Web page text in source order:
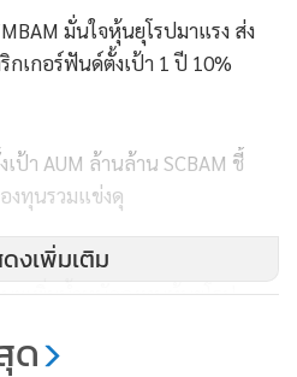
าสที่จะเติบโตเป็นหุ้นขนาดใหญ่
ตั้งแต่ช่วงต้นปีที่ผ่านมาปรับตัว
รื่องตัวเลขเศรษฐกิจที่ชะลอตัวและ
างไรก็ตาม แรงกดดันดังกล่าวน่า
ตัวเลขเศรษฐกิจหลายตัวกลับ
าที่เพิ่มขึ้นมากกว่าที่คาดไว้ และ
ที่ได้ขยายตัวสูงขึ้นเป็น
คม โดยสินเชื่อที่เพิ่มขึ้นนี้ทำให้
มั่นใจหุ้นยุโรปมาแรง ส่ง
กเกอร์ฟันด์ตั้งเป้า 1 ปี 10%
เป้า AUM ล้านล้าน SCBAM ชี้
งทุนรวมแข่งดุ
ะเพิ่มน้ำหนักลงทุนหุ้นยุโรป
งเพิ่มเติม
ด